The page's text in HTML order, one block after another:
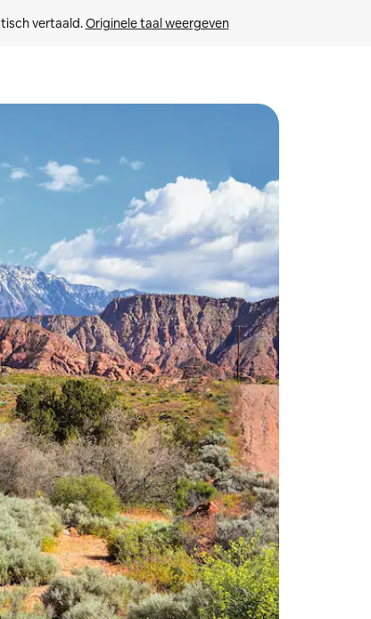
vertaald. Originele taal weergeven
omhoog en omlaag, óf door te tikken of swipen.